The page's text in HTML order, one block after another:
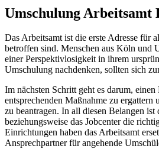
Umschulung Arbeitsamt
Das Arbeitsamt ist die erste Adresse für
betroffen sind. Menschen aus Köln und
einer Perspektivlosigkeit in ihrem
Umschulung nachdenken, sollten sich
Im nächsten Schritt geht es darum, einen
entsprechenden Maßnahme zu ergattern
zu beantragen. In all diesen Belangen
beziehungsweise das Jobcenter die
Einrichtungen haben das Arbeitsamt
Ansprechpartner für angehende